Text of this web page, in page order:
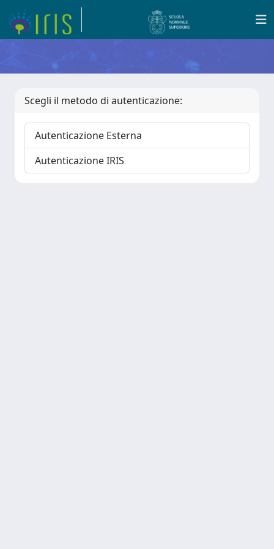
Scegli il metodo di autenticazione:
Autenticazione Esterna
Autenticazione IRIS